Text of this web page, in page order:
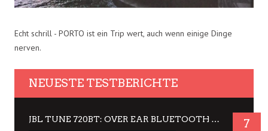
Echt schrill - PORTO ist ein Trip wert, auch wenn einige Dinge
nerven.
NEUESTE TESTBERICHTE
JBL TUNE 720BT: OVER EAR BLUETOOTH KOPFHÖRER UM DIE 50,-€ IM DAUER-TEST 7